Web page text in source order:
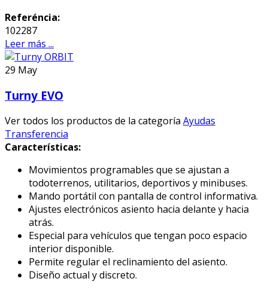
Referéncia:
102287
Leer más ...
29 May
Turny EVO
Ver todos los productos de la categoría Ayudas
Transferencia
Características:
Movimientos programables que se ajustan a
todoterrenos, utilitarios, deportivos y minibuses.
Mando portátil con pantalla de control informativa.
Ajustes electrónicos asiento hacia delante y hacia
atrás.
Especial para vehículos que tengan poco espacio
interior disponible.
Permite regular el reclinamiento del asiento.
Diseño actual y discreto.